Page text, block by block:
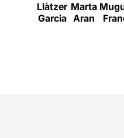
Llàtzer
Garcia
Marta
Aran